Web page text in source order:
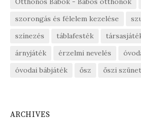
szorongás és félelem kezelése
színezés
táblafesték
árnyjáték
érzelmi nevelés
óvodai bábjáték
ősz őszi szünet
ARCHIVES